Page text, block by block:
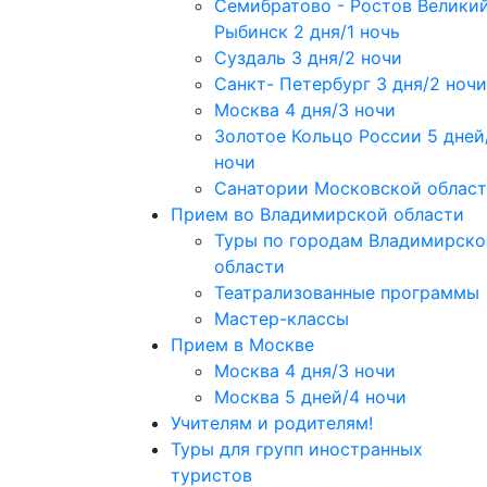
Семибратово - Ростов
Рыбинск 2 дня/1 ночь
Суздаль 3 дня/2 ночи
Санкт- Петербург 3 дня/2 ночи
Москва 4 дня/3 ночи
Золотое Кольцо России 5
ночи
Санатории Московской
Прием во Владимирской области
Туры по городам
области
Театрализованные программы
Мастер-классы
Прием в Москве
Москва 4 дня/3 ночи
Москва 5 дней/4 ночи
Учителям и родителям!
Туры для групп иностранных
туристов